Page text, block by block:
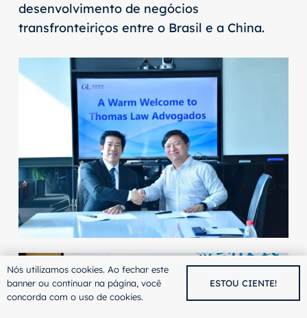
desenvolvimento de negócios
transfronteiriços entre o Brasil e a China.
Nós utilizamos cookies. Ao fechar este
banner ou continuar na página, você
concorda com o uso de cookies.
ESTOU CIENTE!